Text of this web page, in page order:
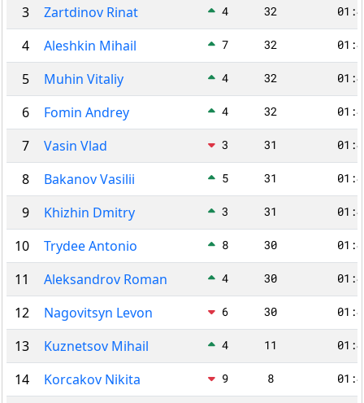
3 Zartdinov Rinat 4 32
4 Aleshkin Mihail 7 32
5 Muhin Vitaliy 4 32
6 Fomin Andrey 4 32
7 Vasin Vlad 3 31
8 Bakanov Vasilii 5 31
9 Khizhin Dmitry 3 31
10 Trydee Antonio 8 30
11 Aleksandrov Roman 4 30
12 Nagovitsyn Levon 6 30
13 Kuznetsov Mihail 4 11
14 Korcakov Nikita 9 8